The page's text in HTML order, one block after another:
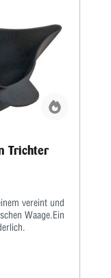
Trichter
vereint und
Waage.Ein